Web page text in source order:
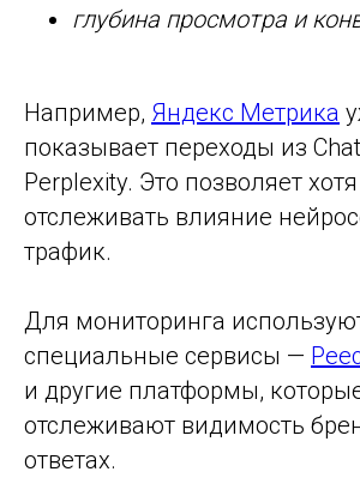
глубина просмотра и
Например, Яндекс Метрика
показывает переходы из
Perplexity. Это позволяет
отслеживать влияние
трафик.
Для мониторинга
специальные сервисы —
и другие платформы,
отслеживают видимость
ответах.